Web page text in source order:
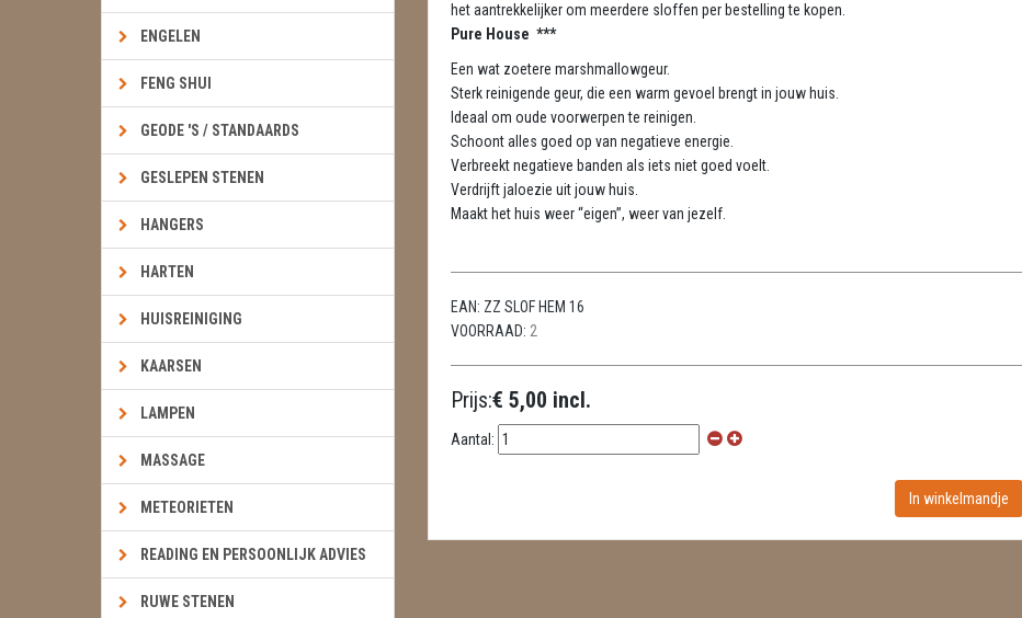
ENGELEN
FENG SHUI
GEODE 'S / STANDAARDS
GESLEPEN STENEN
HANGERS
HARTEN
HUISREINIGING
KAARSEN
LAMPEN
MASSAGE
METEORIETEN
READING EN PERSOONLIJK ADVIES
RUWE STENEN
het aantrekkelijker om meerdere sloffen per bestelling te kopen.
Pure House ***
Een wat zoetere marshmallowgeur.
Sterk reinigende geur, die een warm gevoel brengt in jouw huis.
Ideaal om oude voorwerpen te reinigen.
Schoont alles goed op van negatieve energie.
Verbreekt negatieve banden als iets niet goed voelt.
Verdrijft jaloezie uit jouw huis.
Maakt het huis weer “eigen”, weer van jezelf.
EAN: ZZ SLOF HEM 16
VOORRAAD: 2
Prijs:€ 5,00 incl.
Aantal: